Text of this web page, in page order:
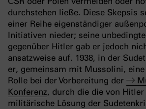
durchstehen ließe. Diese Skepsis
einer Reihe eigenständiger
Initiativen nieder; seine
gegenüber Hitler gab er jedoch
ansatzweise auf. 1938, in der
er, gemeinsam mit Mussolini,
Rolle bei der Vorbereitung der
Konferenz, durch die die von
militärische Lösung der